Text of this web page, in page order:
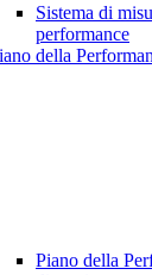
Sistema di
performance
della
Piano della